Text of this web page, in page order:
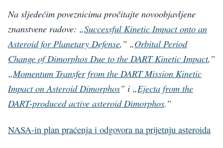
Na sljedećim poveznicima pročitajte novoobjavljene
znanstvene radove: „Successful Kinetic Impact onto an
Asteroid for Planetary Defense,” „Orbital Period
Change of Dimorphos Due to the DART Kinetic Impact,”
„Momentum Transfer from the DART Mission Kinetic
Impact on Asteroid Dimorphos” i „Ejecta from the
DART-produced active asteroid Dimorphos.”
NASA-in plan praćenja i odgovora na prijetnju asteroida